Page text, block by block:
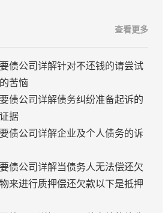
查看更多
债公司详解针对不还钱的请尝试
苦恼
债公司详解债务纠纷准备起诉的
据
债公司详解企业及个人债务的诉
债公司详解当债务人无法偿还欠
来进行质押偿还欠款以下是抵押